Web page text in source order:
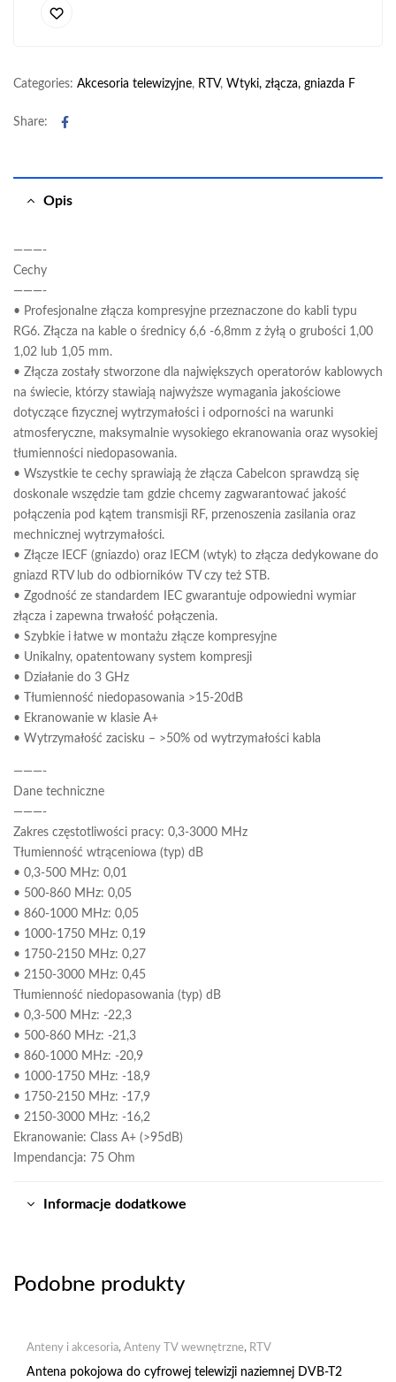
Categories: Akcesoria telewizyjne, RTV, Wtyki, złącza, gniazda F
Share: Facebook
Opis
———-
Cechy
———-
• Profesjonalne złącza kompresyjne przeznaczone do kabli typu
RG6. Złącza na kable o średnicy 6,6 -6,8mm z żyłą o grubości 1,00
1,02 lub 1,05 mm.
• Złącza zostały stworzone dla największych operatorów kablowych
na świecie, którzy stawiają najwyższe wymagania jakościowe
dotyczące fizycznej wytrzymałości i odporności na warunki
atmosferyczne, maksymalnie wysokiego ekranowania oraz wysokiej
tłumienności niedopasowania.
• Wszystkie te cechy sprawiają że złącza Cabelcon sprawdzą się
doskonale wszędzie tam gdzie chcemy zagwarantować jakość
połączenia pod kątem transmisji RF, przenoszenia zasilania oraz
mechnicznej wytrzymałości.
• Złącze IECF (gniazdo) oraz IECM (wtyk) to złącza dedykowane do
gniazd RTV lub do odbiorników TV czy też STB.
• Zgodność ze standardem IEC gwarantuje odpowiedni wymiar
złącza i zapewna trwałość połączenia.
• Szybkie i łatwe w montażu złącze kompresyjne
• Unikalny, opatentowany system kompresji
• Działanie do 3 GHz
• Tłumienność niedopasowania >15-20dB
• Ekranowanie w klasie A+
• Wytrzymałość zacisku – >50% od wytrzymałości kabla
———-
Dane techniczne
———-
Zakres częstotliwości pracy: 0,3-3000 MHz
Tłumienność wtrąceniowa (typ) dB
• 0,3-500 MHz: 0,01
• 500-860 MHz: 0,05
• 860-1000 MHz: 0,05
• 1000-1750 MHz: 0,19
• 1750-2150 MHz: 0,27
• 2150-3000 MHz: 0,45
Tłumienność niedopasowania (typ) dB
• 0,3-500 MHz: -22,3
• 500-860 MHz: -21,3
• 860-1000 MHz: -20,9
• 1000-1750 MHz: -18,9
• 1750-2150 MHz: -17,9
• 2150-3000 MHz: -16,2
Ekranowanie: Class A+ (>95dB)
Impendancja: 75 Ohm
Informacje dodatkowe
Podobne produkty
Anteny i akcesoria, Anteny TV wewnętrzne, RTV
Antena pokojowa do cyfrowej telewizji naziemnej DVB-T2